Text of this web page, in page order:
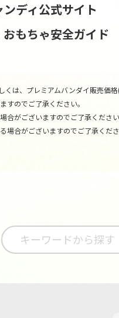
ディ公式サイト
もちゃ安全ガイド
は、プレミアムバンダイ販売価格(
のでご了承ください。
がございますのでご了承ください
合がございますのでご了承くださ